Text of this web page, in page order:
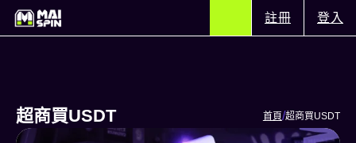
註冊 登入
超商買USDT 首頁/超商買USDT